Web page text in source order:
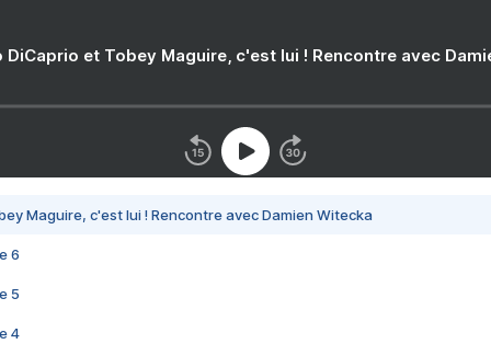
DiCaprio et Tobey Maguire, c'est lui ! Rencontre avec
Maguire, c'est lui ! Rencontre avec Damien Witecka
6
5
4